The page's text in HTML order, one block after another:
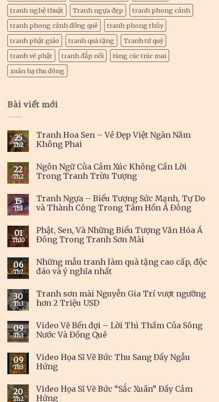
tranh nghệ thuật
Tranh ngựa đẹp
tranh phong cảnh
tranh phong cảnh đồng quê
tranh phong thủy
tranh phật giáo
tranh quà tặng
Tranh tứ quý
tranh vẽ phật
tranh đắp nổi
tùng cúc trúc mai
xuân hạ thu đông
Bài viết mới
25
Th2
Tranh Hoa Sen – Vẻ Đẹp Việt Ngàn Năm
Không Phai
22
Th2
Ngôn Ngữ Của Cảm Xúc Không Cần Lời
Trong Tranh Trừu Tượng
15
Th1
Tranh Ngựa – Biểu Tượng Sức Mạnh, Tự Do
và Thành Công Trong Tâm Hồn Á Đông
01
Th10
Phật, Sen, Và Những Biểu Tượng Văn Hóa Á
Đông Trong Tranh Sơn Mài
06
Th7
Những mẫu tranh làm quà tặng cao cấp, độc
đáo và ý nghĩa nhất
30
Th3
Tranh sơn mài Nguyễn Gia Trí vượt ngưỡng
hơn 2 Triệu USD
09
Th3
Video Vẽ Bến đợi – Lời Thì Thầm Của Sông
Nước Và Đồng Quê
09
Th3
Video Họa Sĩ Vẽ Bức Thu Sang Đầy Ngẫu
Hứng
20
Th2
Video Họa Sĩ Vẽ Bức “Sắc Xuân” Đầy Cảm
Hứng